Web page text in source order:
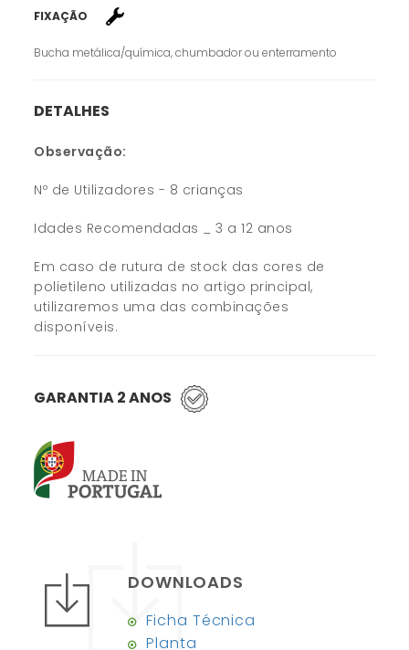
FIXAÇÃO
Bucha metálica/química, chumbador ou enterramento
DETALHES
Observação:
Nº de Utilizadores - 8 crianças
Idades Recomendadas _ 3 a 12 anos
Em caso de rutura de stock das cores de
polietileno utilizadas no artigo principal,
utilizaremos uma das combinações
disponíveis.
GARANTIA 2 ANOS
DOWNLOADS
Ficha Técnica
Planta